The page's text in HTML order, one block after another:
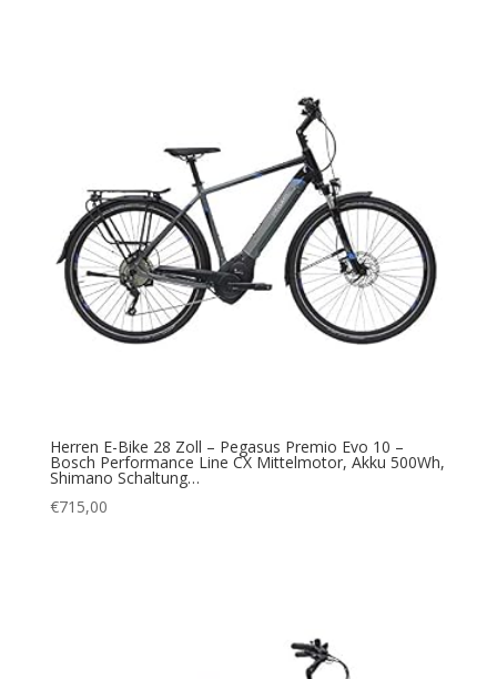
Herren E-Bike 28 Zoll – Pegasus Premio Evo 10 –
Bosch Performance Line CX Mittelmotor, Akku 500Wh,
Shimano Schaltung…
€715,00